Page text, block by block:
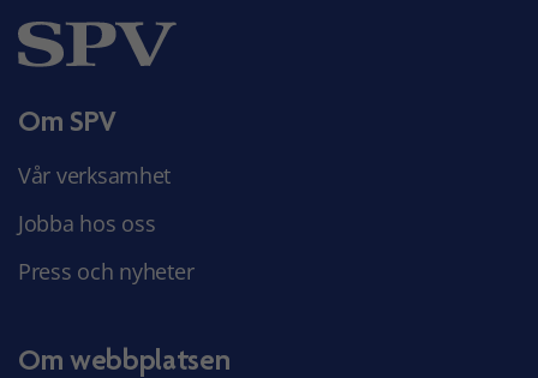
Om SPV
Vår verksamhet
Jobba hos oss
Press och nyheter
Om webbplatsen